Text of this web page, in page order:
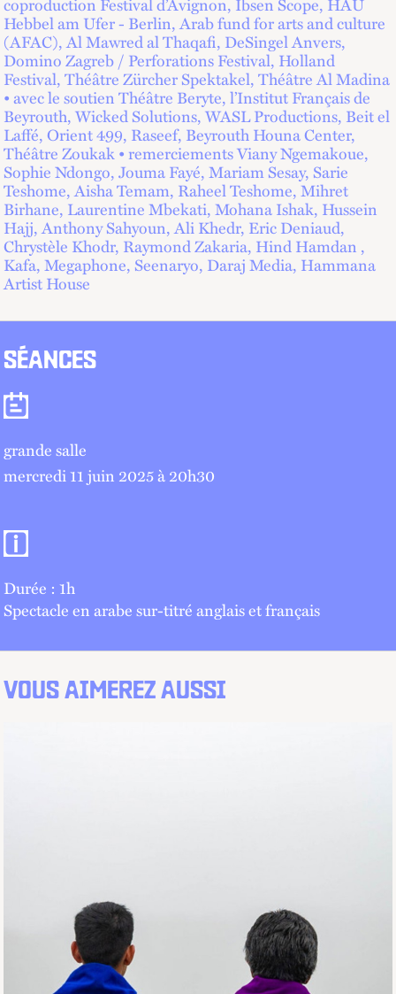
Hebbel am Ufer - Berlin, Arab fund for arts and culture
(AFAC), Al Mawred al Thaqafi, DeSingel Anvers,
Domino Zagreb / Perforations Festival, Holland
Festival, Théâtre Zürcher Spektakel, Théâtre Al Madina
• avec le soutien Théâtre Beryte, l’Institut Français de
Beyrouth, Wicked Solutions, WASL Productions, Beit el
Laffé, Orient 499, Raseef, Beyrouth Houna Center,
Théâtre Zoukak • remerciements Viany Ngemakoue,
Sophie Ndongo, Jouma Fayé, Mariam Sesay, Sarie
Teshome, Aisha Temam, Raheel Teshome, Mihret
Birhane, Laurentine Mbekati, Mohana Ishak, Hussein
Hajj, Anthony Sahyoun, Ali Khedr, Eric Deniaud,
Chrystèle Khodr, Raymond Zakaria, Hind Hamdan ,
Kafa, Megaphone, Seenaryo, Daraj Media, Hammana
Artist House
SÉANCES
Séances
grande salle
mercredi 11 juin 2025 à 20h30
Informations pratiques
Durée : 1h
Spectacle en arabe sur-titré anglais et français
VOUS AIMEREZ AUSSI